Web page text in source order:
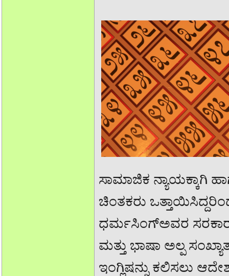
ಸಾಮಾಜಿಕ ನ್ಯಾಯಕ್ಕಾಗಿ
ಚಿಂತಕರು
ಧರ್ಮಸಿಂಗ್ಅವರ ಸರಕಾರ
ಮತ್ತು ಭಾಷಾ ಅಲ್ಪ
ಇಂಗ್ಲಿಷನ್ನು ಕಲಿಸಲು